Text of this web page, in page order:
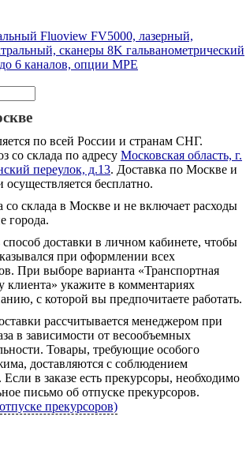
Fluoview FV5000, лазерный,
сканеры 8K гальванометрический
6 каналов, опции MPE
по всей России и странам СНГ.
со склада по адресу Московская область, г.
переулок, д.13. Доставка по Москве и
бесплатно.
со склада в Москве и не включает расходы
города.
доставки в личном кабинете, чтобы
при оформлении всех
При выборе варианта «Транспортная
клиента» укажите в комментариях
с которой вы предпочитаете работать.
рассчитывается менеджером при
в зависимости от весообъемных
Товары, требующие особого
доставляются с соблюдением
в заказе есть прекурсоры, необходимо
письмо об отпуске прекурсоров.
прекурсоров)